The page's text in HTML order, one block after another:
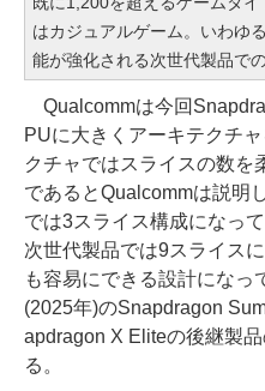
はカジュアルゲーム。いわゆ
能が強化される次世代製品で
Qualcommは今回
PUに大きくアーキテクチ
クチャではスライスの数を
であるとQualcommは説明
では3スライス構成になっ
次世代製品では9スライス
も容易にできる設計になっ
(2025年)のSnapdragon
apdragon X Eliteの後継製
る。